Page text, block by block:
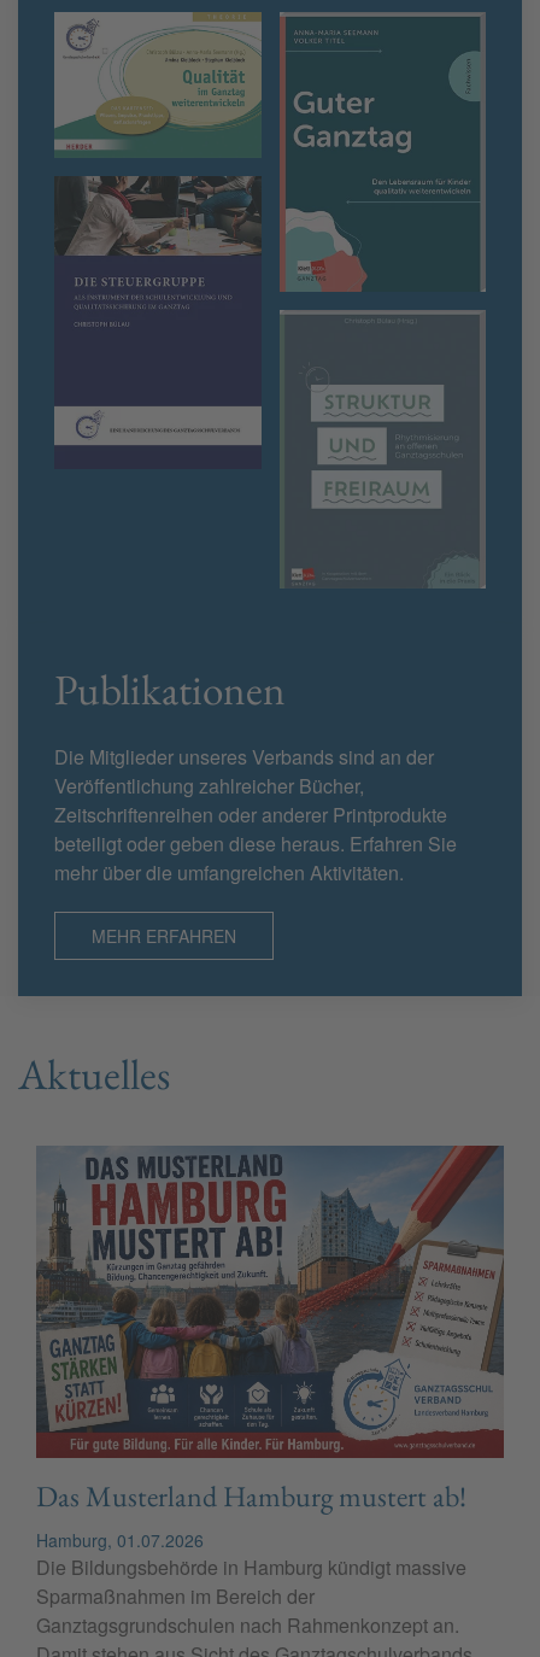
Publikationen
Die Mitglieder unseres Verbands sind an der
Veröffentlichung zahlreicher Bücher,
Zeitschriftenreihen oder anderer Printprodukte
beteiligt oder geben diese heraus. Erfahren Sie
mehr über die umfangreichen Aktivitäten.
MEHR ERFAHREN
Aktuelles
Das Musterland Hamburg mustert ab!
Hamburg, 01.07.2026
Die Bildungsbehörde in Hamburg kündigt massive
Sparmaßnahmen im Bereich der
Ganztagsgrundschulen nach Rahmenkonzept an.